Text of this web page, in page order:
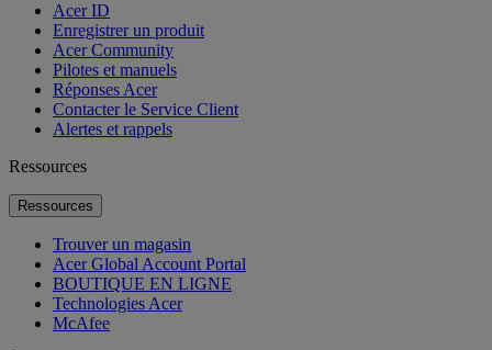
Acer ID
Enregistrer un produit
Acer Community
Pilotes et manuels
Réponses Acer
Contacter le Service Client
Alertes et rappels
Ressources
Ressources
Trouver un magasin
Acer Global Account Portal
BOUTIQUE EN LIGNE
Technologies Acer
McAfee